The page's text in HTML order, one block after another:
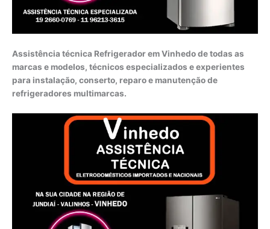
Assistência técnica Refrigerador em Vinhedo de todas as
marcas e modelos, técnicos especializados e experientes
para instalação, conserto, reparo e manutenção de
refrigeradores multimarcas.